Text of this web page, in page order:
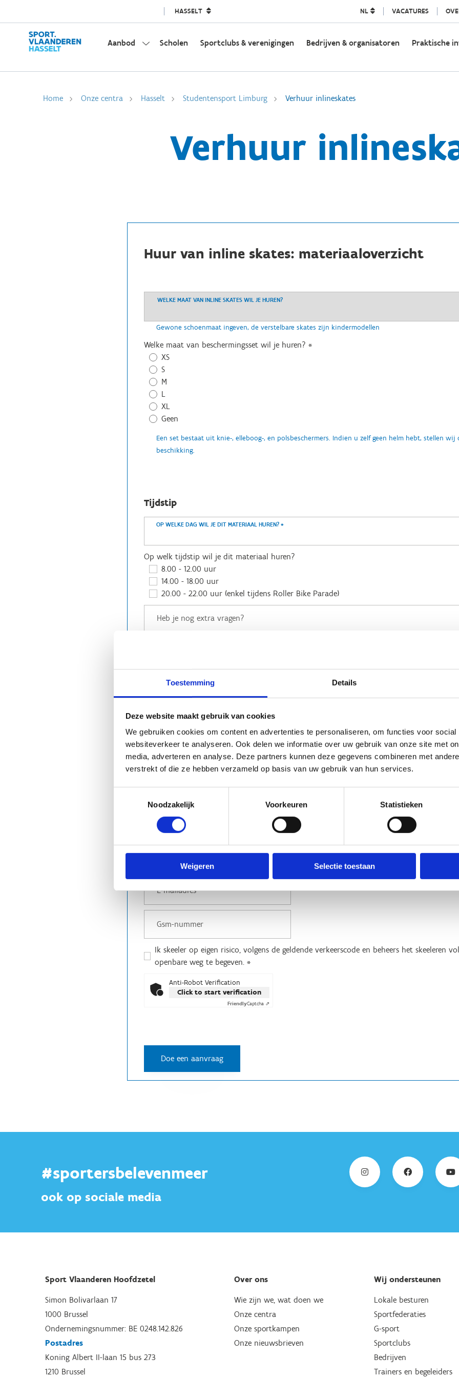
Toestemming Details
Deze website maakt gebruik van cookies
We gebruiken cookies om content en advertenties te personaliseren, om functies voor
websiteverkeer te analyseren. Ook delen we informatie over uw gebruik van onze site met
media, adverteren en analyse. Deze partners kunnen deze gegevens combineren met
verstrekt of die ze hebben verzameld op basis van uw gebruik van hun services.
Noodzakelijk
Voorkeuren Statistieken
Weigeren Selectie toestaan
HASSELT NL VACATURES
Aanbod Scholen Sportclubs & verenigingen Bedrijven & organisatoren Praktische
Home Onze centra Hasselt Studentensport Limburg Verhuur inlineskates
Verhuur
Huur van inline skates: materiaaloverzicht
WELKE MAAT VAN INLINE SKATES WIL JE HUREN?
Gewone schoenmaat ingeven, de verstelbare skates zijn kindermodellen
Welke maat van beschermingsset wil je huren? *
XS
S
M
L
XL
Geen
Een set bestaat uit knie-, elleboog-, en polsbeschermers. Indien u zelf geen helm hebt, stellen wij
beschikking.
Tijdstip
OP WELKE DAG WIL JE DIT MATERIAAL HUREN? *
Op welk tijdstip wil je dit materiaal huren?
8.00 - 12.00 uur
14.00 - 18.00 uur
20.00 - 22.00 uur (enkel tijdens Roller Bike Parade)
Ik skeeler op eigen risico, volgens de geldende verkeerscode en beheers het skeeleren
openbare weg te begeven.*
Anti-Robot Verification
Click to start verification
FriendlyCaptcha ⇗
#sportersbelevenmeer
ook op sociale media
Sport Vlaanderen Hoofdzetel
Simon Bolivarlaan 17
1000 Brussel
Ondernemingsnummer: BE 0248.142.826
Postadres
Koning Albert II-laan 15 bus 273
1210 Brussel
Over ons
Wie zijn we, wat doen we
Onze centra
Onze sportkampen
Onze nieuwsbrieven
Wij ondersteunen
Lokale besturen
Sportfederaties
G-sport
Sportclubs
Bedrijven
Trainers en begeleiders